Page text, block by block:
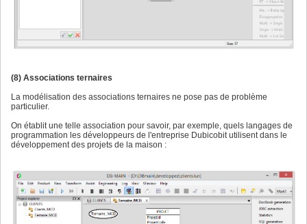
(8) Associations ternaires
La modélisation des associations ternaires ne pose pas de problème
particulier.
On établit une telle association pour savoir, par exemple, quels langages de
programmation les développeurs de l'entreprise Dubicobit utilisent dans le
développement des projets de la maison :